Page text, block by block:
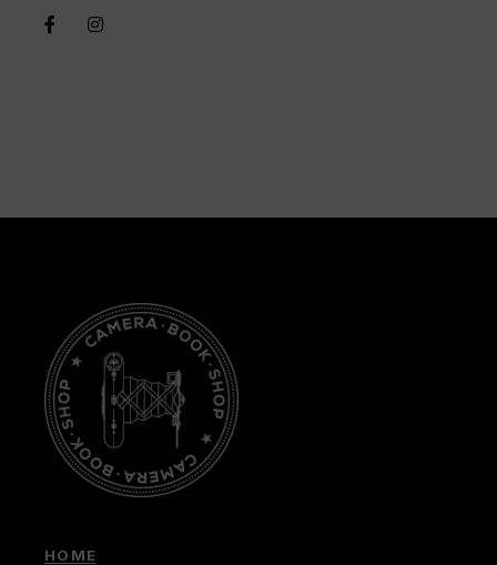
HOME